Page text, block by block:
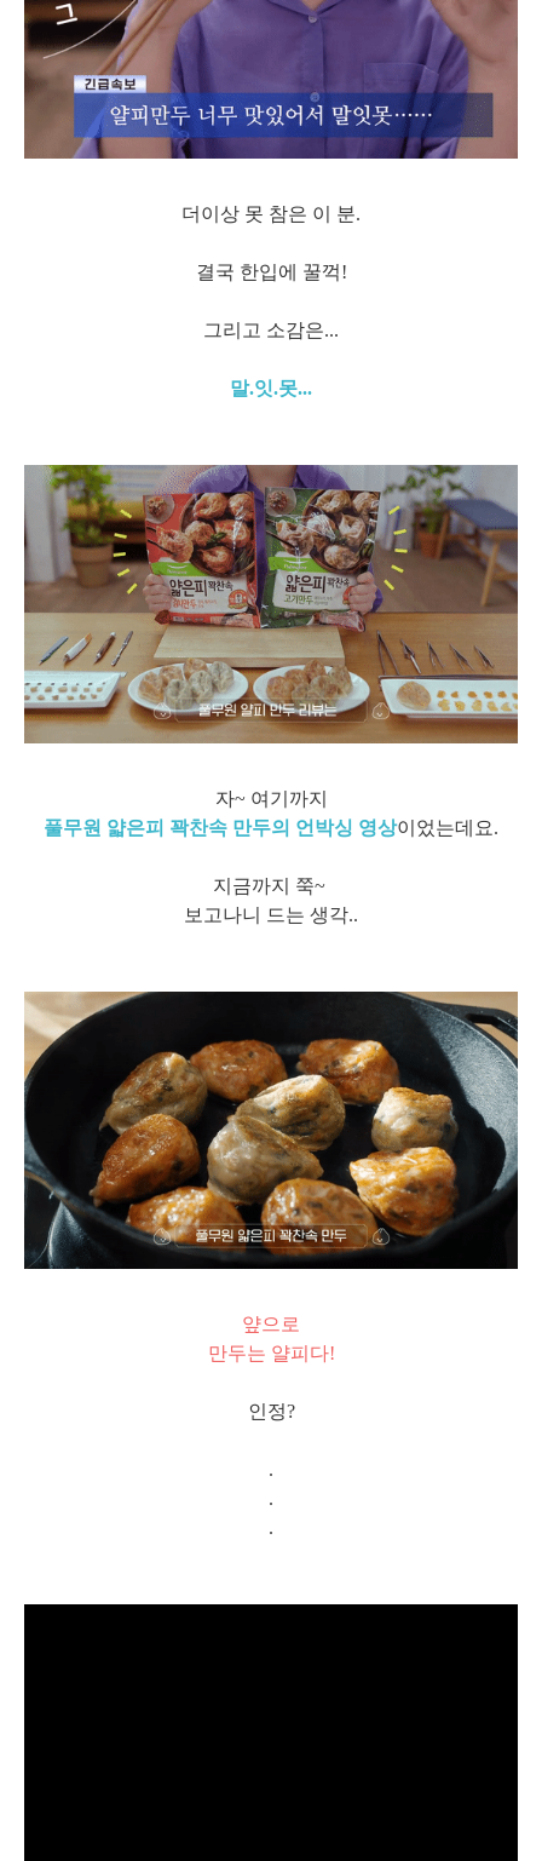
더이상 못 참은 이 분.
결국 한입에 꿀꺽!
그리고 소감은...
말.잇.못...
자~ 여기까지
풀무원 얇은피 꽉찬속 만두의 언박싱 영상이었는데요.
지금까지 쭉~
보고나니 드는 생각..
얖으로
만두는 얄피다!
인정?
.
.
.